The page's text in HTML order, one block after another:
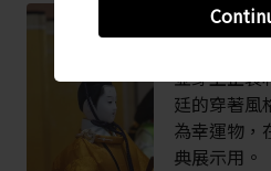
駿河雛人偶
駿河雛人
並穿上正裝
廷的穿著風
為幸運物，
典展示用。